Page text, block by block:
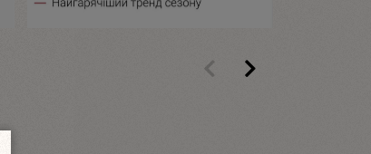
Previous Next